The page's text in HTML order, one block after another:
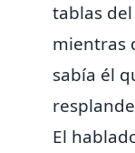
tablas
mientras
sabía él
El